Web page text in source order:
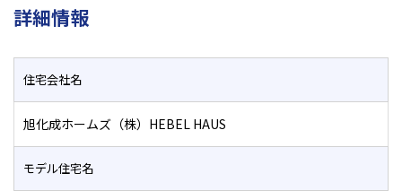
詳細情報
住宅会社名
旭化成ホームズ（株）HEBEL HAUS
モデル住宅名